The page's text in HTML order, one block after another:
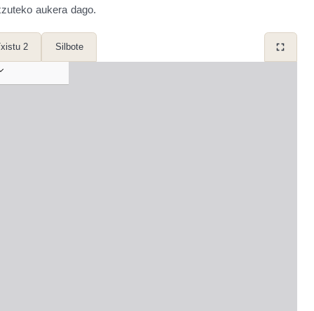
aukera dago.
2 Silbote